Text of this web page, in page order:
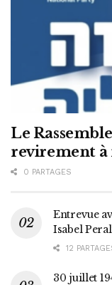
Le
revirement
0 PARTAGES
Entrevue
Isabel
12
30 juillet